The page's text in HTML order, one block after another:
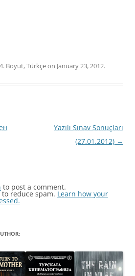
4. Boyut,Türkçeon January 23, 2012.
Yazılı Sınav Sonuçları
(27.01.2012) →
to post a comment.
reduce spam. Learn how your